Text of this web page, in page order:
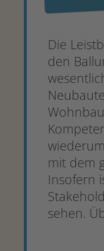
Die
den
mit dem
Insofern
sehen.